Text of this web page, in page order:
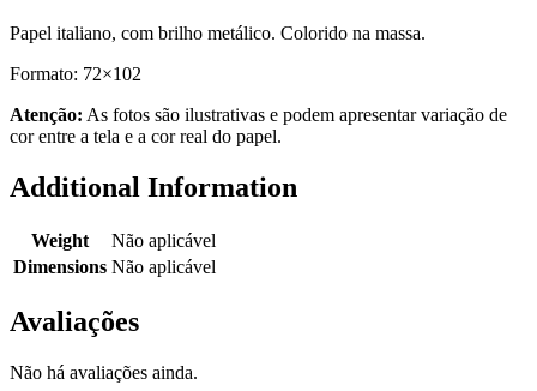
Papel italiano, com brilho metálico. Colorido na massa.
Formato: 72×102
Atenção: As fotos são ilustrativas e podem apresentar variação de
cor entre a tela e a cor real do papel.
Additional Information
Weight
Não aplicável
Dimensions Não aplicável
Avaliações
Não há avaliações ainda.